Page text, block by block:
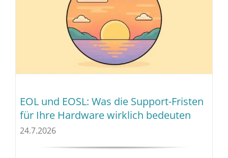
EOL und EOSL: Was die Support-Fristen
für Ihre Hardware wirklich bedeuten
24.7.2026